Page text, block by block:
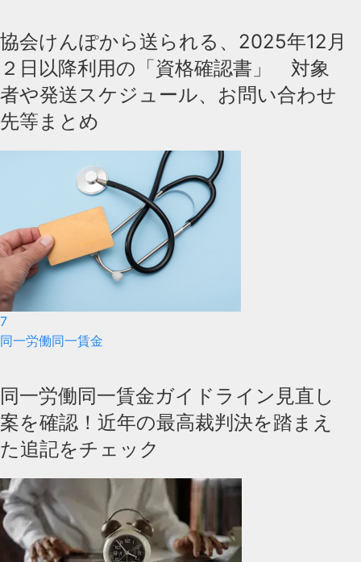
協会けんぽから送られる、2025年12月
２日以降利用の「資格確認書」 対象
者や発送スケジュール、お問い合わせ
先等まとめ
7
同一労働同一賃金
同一労働同一賃金ガイドライン見直し
案を確認！近年の最高裁判決を踏まえ
た追記をチェック